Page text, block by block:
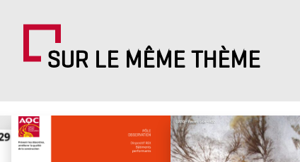
SUR LE MÊME THÈME